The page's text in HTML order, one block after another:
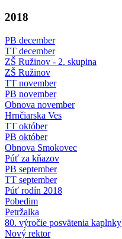
2018
PB december
TT december
ZŠ Ružinov - 2. skupina
ZŠ Ružinov
TT november
PB november
Obnova november
Hrnčiarska Ves
TT október
PB október
Obnova Smokovec
Púť za kňazov
PB september
TT september
Púť rodín 2018
Pobedim
Petržalka
80. výročie posvätenia kaplnky
Nový rektor